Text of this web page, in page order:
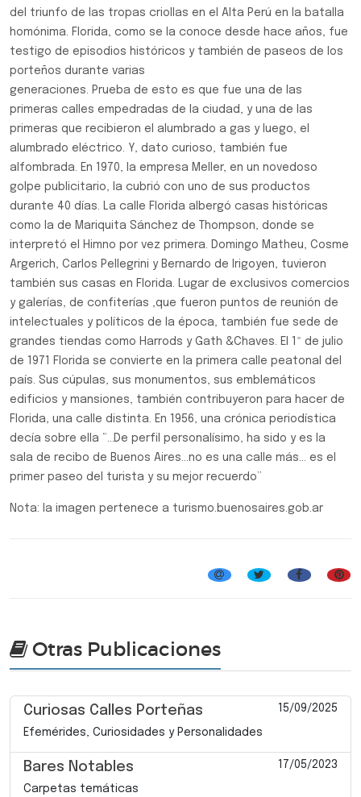
del triunfo de las tropas criollas en el Alta Perú en la batalla
homónima. Florida, como se la conoce desde hace años, fue
testigo de episodios históricos y también de paseos de los
porteños durante varias
generaciones. Prueba de esto es que fue una de las
primeras calles empedradas de la ciudad, y una de las
primeras que recibieron el alumbrado a gas y luego, el
alumbrado eléctrico. Y, dato curioso, también fue
alfombrada. En 1970, la empresa Meller, en un novedoso
golpe publicitario, la cubrió con uno de sus productos
durante 40 días. La calle Florida albergó casas históricas
como la de Mariquita Sánchez de Thompson, donde se
interpretó el Himno por vez primera. Domingo Matheu, Cosme
Argerich, Carlos Pellegrini y Bernardo de Irigoyen, tuvieron
también sus casas en Florida. Lugar de exclusivos comercios
y galerías, de confiterías ,que fueron puntos de reunión de
intelectuales y políticos de la época, también fue sede de
grandes tiendas como Harrods y Gath &Chaves. El 1º de julio
de 1971 Florida se convierte en la primera calle peatonal del
país. Sus cúpulas, sus monumentos, sus emblemáticos
edificios y mansiones, también contribuyeron para hacer de
Florida, una calle distinta. En 1956, una crónica periodística
decía sobre ella “…De perfil personalísimo, ha sido y es la
sala de recibo de Buenos Aires…no es una calle más… es el
primer paseo del turista y su mejor recuerdo”
Nota: la imagen pertenece a turismo.buenosaires.gob.ar
Otras Publicaciones
Curiosas Calles Porteñas 15/09/2025
Efemérides, Curiosidades y Personalidades
Bares Notables 17/05/2023
Carpetas temáticas